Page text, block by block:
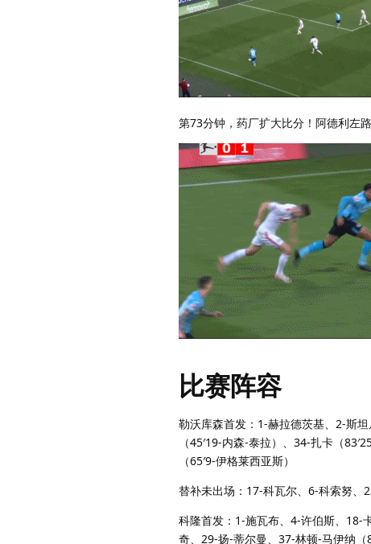
第73分钟，药厂扩大比分！阿德利左
比赛阵容
勒沃库森首发：1-赫拉德茨基、2-斯
（45′19-内森-泰拉）、34-扎卡（
（65′9-伊格莱西亚斯）
替补未出场：17-科瓦尔、6-科索努、
科隆首发：1-施瓦布、4-许伯斯、18-
奇、29-扬-蒂尔曼、37-林顿-马伊纳（